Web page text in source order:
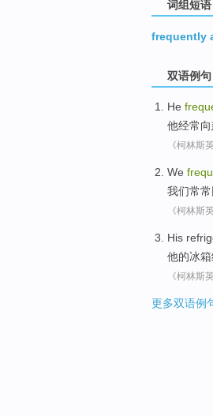
词组短语
frequently
双语例句
He
他经常向
《柯林斯
We
我们常常
《柯林斯
His
他的冰箱
《柯林斯
更多双语例